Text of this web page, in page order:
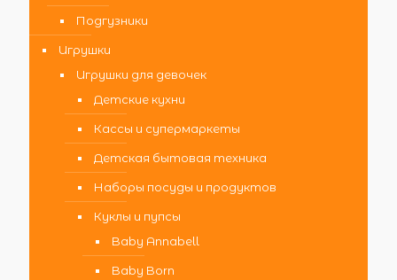
Подгузники
Игрушки
Игрушки для девочек
Детские кухни
Кассы и супермаркеты
Детская бытовая техника
Наборы посуды и продуктов
Куклы и пупсы
Baby Annabell
Baby Born